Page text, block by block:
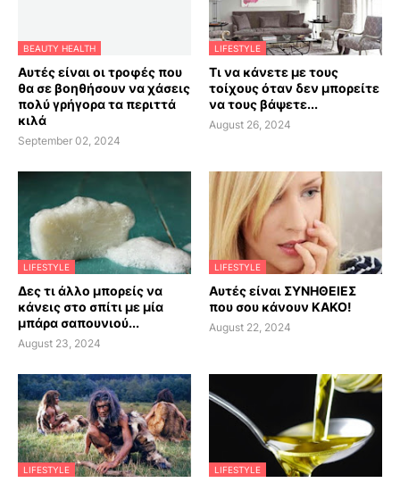
BEAUTY HEALTH
Αυτές είναι οι τροφές που
θα σε βοηθήσουν να χάσεις
πολύ γρήγορα τα περιττά
κιλά
September 02, 2024
LIFESTYLE
Τι να κάνετε με τους
τοίχους όταν δεν μπορείτε
να τους βάψετε...
August 26, 2024
LIFESTYLE
Δες τι άλλο μπορείς να
κάνεις στο σπίτι με μία
μπάρα σαπουνιού...
August 23, 2024
LIFESTYLE
Αυτές είναι ΣΥΝΗΘΕΙΕΣ
που σου κάνουν ΚΑΚΟ!
August 22, 2024
LIFESTYLE LIFESTYLE